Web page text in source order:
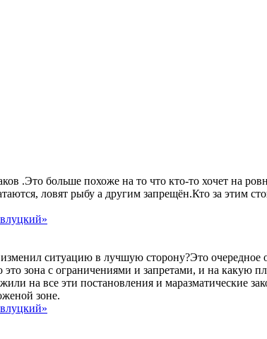
.Это больше похоже на то что кто-то хочет на
ловят рыбу а другим запрещён.Кто за этим
ситуацию в лучшую сторону?Это очередное
зона с ограничениями и запретами, и на какую
на все эти постановления и маразматические
зоне.